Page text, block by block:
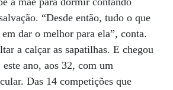
“Desde então, tudo o que
dar o melhor para ela”, conta.
a calçar as sapatilhas. E chegou
ano, aos 32, com um
Das 14 competições que